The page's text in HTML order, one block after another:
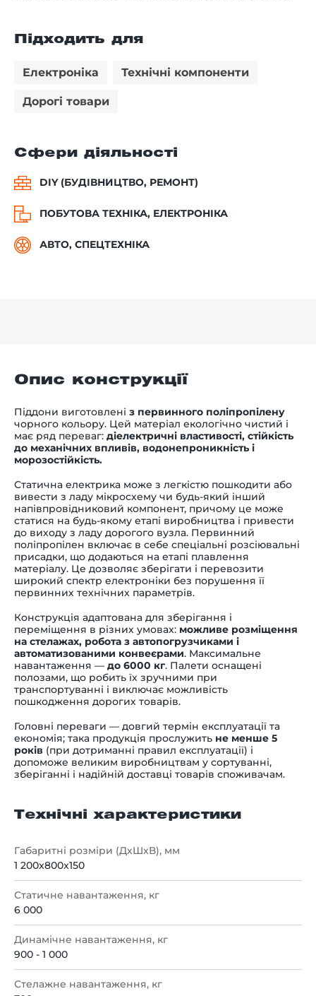
Підходить для
Електроніка Технічні компоненти
Дорогі товари
Сфери діяльності
DIY (БУДІВНИЦТВО, РЕМОНТ)
ПОБУТОВА ТЕХНІКА, ЕЛЕКТРОНІКА
АВТО, СПЕЦТЕХНІКА
Опис конструкції
Піддони виготовлені з первинного поліпропілену
чорного кольору. Цей матеріал екологічно чистий і
має ряд переваг: діелектричні властивості, стійкість
до механічних впливів, водонепроникність і
морозостійкість.
Статична електрика може з легкістю пошкодити або
вивести з ладу мікросхему чи будь-який інший
напівпровідниковий компонент, причому це може
статися на будь-якому етапі виробництва і привести
до виходу з ладу дорогого вузла. Первинний
поліпропілен включає в себе спеціальні розсіювальні
присадки, що додаються на етапі плавлення
матеріалу. Це дозволяє зберігати і перевозити
широкий спектр електроніки без порушення її
первинних технічних параметрів.
Конструкція адаптована для зберігання і
переміщення в різних умовах: можливе розміщення
на стелажах, робота з автопогрузчиками і
автоматизованими конвеєрами. Максимальне
навантаження — до 6000 кг. Палети оснащені
полозами, що робить їх зручними при
транспортуванні і виключає можливість
пошкодження дорогих товарів.
Головні переваги — довгий термін експлуатації та
економія; така продукція прослужить не менше 5
років (при дотриманні правил експлуатації) і
допоможе великим виробництвам у сортуванні,
зберіганні і надійній доставці товарів споживачам.
Технічні характеристики
Габаритні розміри (ДхШхВ), мм
1 200x800x150
Статичне навантаження, кг
6 000
Динамічне навантаження, кг
900 - 1 000
Стелажне навантаження, кг